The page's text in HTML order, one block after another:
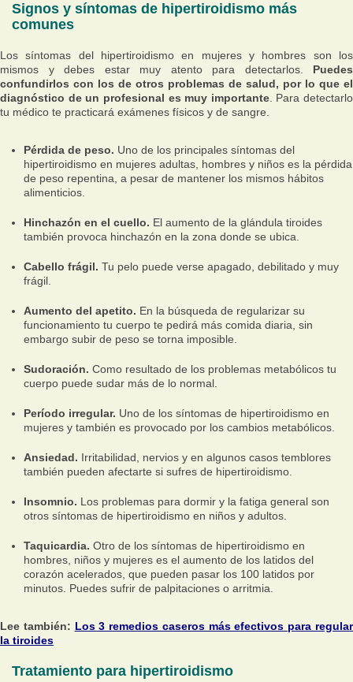
Signos y síntomas de hipertiroidismo más
comunes
Los síntomas del hipertiroidismo en mujeres y hombres son los
mismos y debes estar muy atento para detectarlos. Puedes
confundirlos con los de otros problemas de salud, por lo que el
diagnóstico de un profesional es muy importante. Para detectarlo
tu médico te practicará exámenes físicos y de sangre.
Pérdida de peso. Uno de los principales síntomas del
hipertiroidismo en mujeres adultas, hombres y niños es la pérdida
de peso repentina, a pesar de mantener los mismos hábitos
alimenticios.
Hinchazón en el cuello. El aumento de la glándula tiroides
también provoca hinchazón en la zona donde se ubica.
Cabello frágil. Tu pelo puede verse apagado, debilitado y muy
frágil.
Aumento del apetito. En la búsqueda de regularizar su
funcionamiento tu cuerpo te pedirá más comida diaria, sin
embargo subir de peso se torna imposible.
Sudoración. Como resultado de los problemas metabólicos tu
cuerpo puede sudar más de lo normal.
Período irregular. Uno de los síntomas de hipertiroidismo en
mujeres y también es provocado por los cambios metabólicos.
Ansiedad. Irritabilidad, nervios y en algunos casos temblores
también pueden afectarte si sufres de hipertiroidismo.
Insomnio. Los problemas para dormir y la fatiga general son
otros síntomas de hipertiroidismo en niños y adultos.
Taquicardia. Otro de los síntomas de hipertiroidismo en
hombres, niños y mujeres es el aumento de los latidos del
corazón acelerados, que pueden pasar los 100 latidos por
minutos. Puedes sufrir de palpitaciones o arritmia.
Lee también: Los 3 remedios caseros más efectivos para regular
la tiroides
Tratamiento para hipertiroidismo